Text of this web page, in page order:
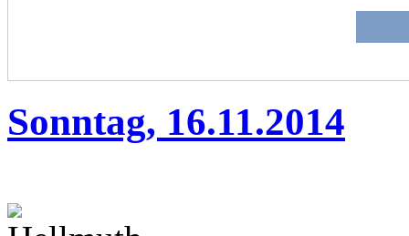
Sonntag, 16.11.2014